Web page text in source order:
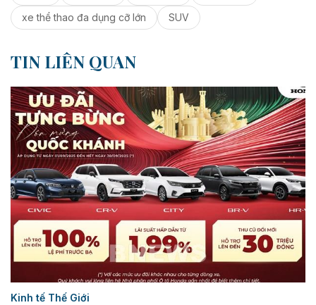
xe thể thao đa dụng cỡ lớn
SUV
TIN LIÊN QUAN
Kinh tế Thế Giới